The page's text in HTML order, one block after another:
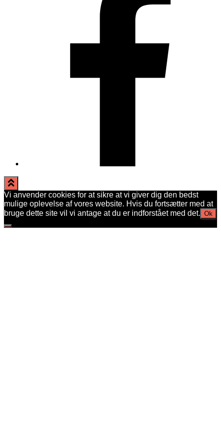
Vi anvender cookies for at sikre at vi giver dig den bedst
mulige oplevelse af vores website. Hvis du fortsætter med at
bruge dette site vil vi antage at du er indforstået med det. Ok